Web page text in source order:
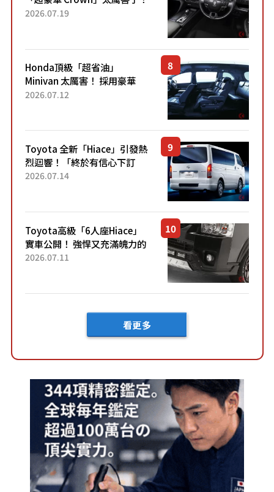
採用由「匠人技藝」打造的
2026.07.19
Honda頂級「超省油」
Minivan 太厲害！ 採用豪華
「真皮座椅」與專屬「黑色內
「三...
2026.07.12
Toyota 全新「Hiace」引發熱
烈迴響！「終於有信心下訂
了！」「哪個等級交車最
車？...
2026.07.14
Toyota高級「6人座Hiace」
實車公開！ 強悍又充滿魄力的
「全黑設計」搭配特別「豪華
2026.07.11
看更多